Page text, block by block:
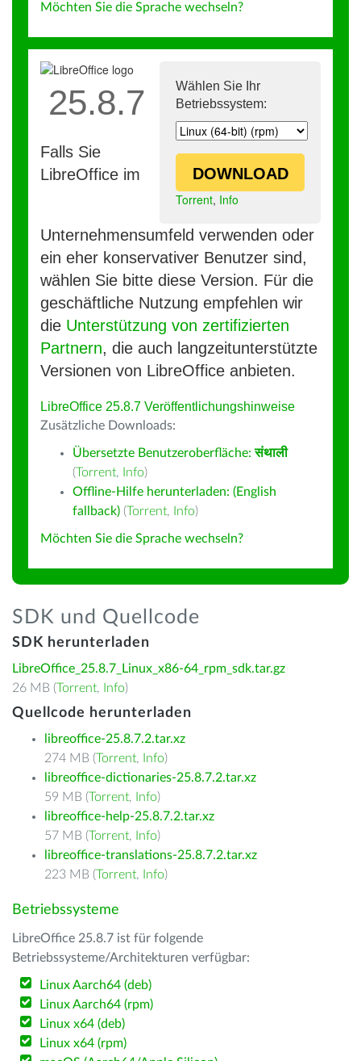
Möchten Sie die Sprache wechseln?
Wählen Sie Ihr
Betriebssystem:
DOWNLOAD
Torrent, Info
25.8.7
Falls Sie
LibreOffice im
Unternehmensumfeld verwenden oder
ein eher konservativer Benutzer sind,
wählen Sie bitte diese Version. Für die
geschäftliche Nutzung empfehlen wir
die Unterstützung von zertifizierten
Partnern, die auch langzeitunterstützte
Versionen von LibreOffice anbieten.
LibreOffice 25.8.7 Veröffentlichungshinweise
Zusätzliche Downloads:
Übersetzte Benutzeroberfläche:संथाली
(Torrent, Info)
Offline-Hilfe herunterladen: (English
fallback) (Torrent, Info)
Möchten Sie die Sprache wechseln?
SDK und Quellcode
SDK herunterladen
LibreOffice_25.8.7_Linux_x86-64_rpm_sdk.tar.gz
26 MB (Torrent, Info)
Quellcode herunterladen
libreoffice-25.8.7.2.tar.xz
274 MB (Torrent, Info)
libreoffice-dictionaries-25.8.7.2.tar.xz
59 MB (Torrent, Info)
libreoffice-help-25.8.7.2.tar.xz
57 MB (Torrent, Info)
libreoffice-translations-25.8.7.2.tar.xz
223 MB (Torrent, Info)
Betriebssysteme
LibreOffice 25.8.7 ist für folgende
Betriebssysteme/Architekturen verfügbar:
Linux Aarch64 (deb)
Linux Aarch64 (rpm)
Linux x64 (deb)
Linux x64 (rpm)